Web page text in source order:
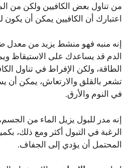
من تناول بعض الكافيين ولكن من
اعتبارك أن الكافيين يمكن أن يكون
إنه منبه فهو منشط يزيد من
الدم قد يساعدك على الاستيقاظ
الطاقة، ولكن الإفراط في تناول
تشعر بالقلق والارتعاش، يمكن أن
في النوم والأرق.
إنه مدر للبول يزيل الماء من
الرغبة في التبول أكثر ومع ذلك،
المحتمل أن يؤدي إلى الجفاف.